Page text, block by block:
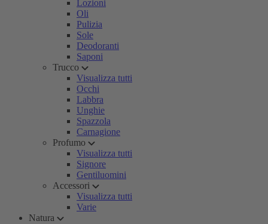
Lozioni
Oli
Pulizia
Sole
Deodoranti
Saponi
Trucco
Visualizza tutti
Occhi
Labbra
Unghie
Spazzola
Carnagione
Profumo
Visualizza tutti
Signore
Gentiluomini
Accessori
Visualizza tutti
Varie
Natura